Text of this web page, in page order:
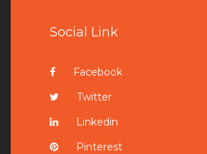
Social Link
Facebook
Twitter
Linkedin
Pinterest